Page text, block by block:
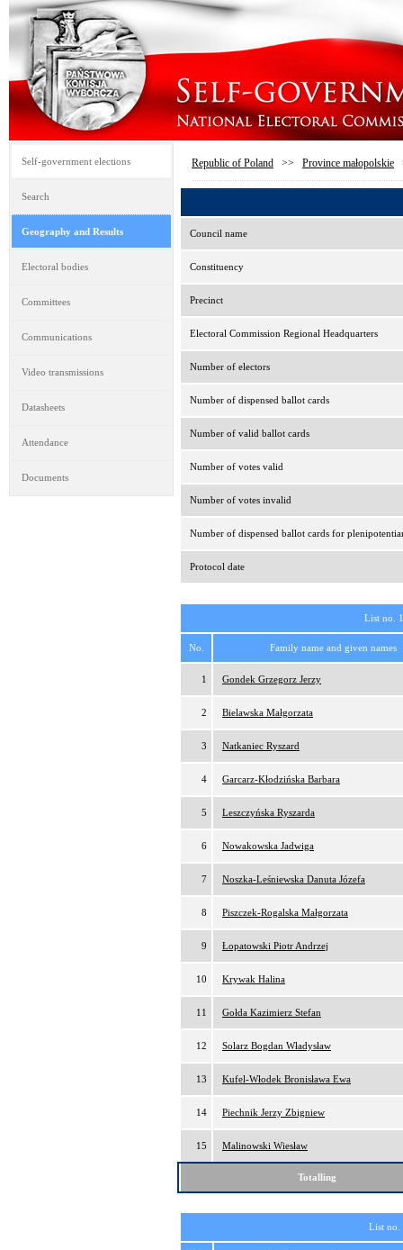
Self-government elections
Search
Geography and Results
Electoral bodies
Committees
Communications
Video transmissions
Datasheets
Attendance
Documents
Republic of Poland >> Province małopolskie
Council name
Constituency
Precinct
Electoral Commission Regional Headquarters
Number of electors
Number of dispensed ballot cards
Number of valid ballot cards
Number of votes valid
Number of votes invalid
Number of dispensed ballot cards for
Protocol date
List no.
No. Family name and given names
1 Gondek Grzegorz Jerzy
2 Bielawska Małgorzata
3 Natkaniec Ryszard
4 Garcarz-Kłodzińska Barbara
5 Leszczyńska Ryszarda
6 Nowakowska Jadwiga
7 Noszka-Leśniewska Danuta Józefa
8 Piszczek-Rogalska Małgorzata
9 Łopatowski Piotr Andrzej
10 Krywak Halina
11 Gołda Kazimierz Stefan
12 Solarz Bogdan Władysław
13 Kufel-Włodek Bronisława Ewa
14 Piechnik Jerzy Zbigniew
15 Malinowski Wiesław
Totalling
List